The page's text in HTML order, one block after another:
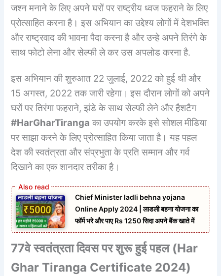
जश्न मनाने के लिए अपने घरों पर राष्ट्रीय ध्वज फहराने के लिए
प्रोत्साहित करना है। इस अभियान का उद्देश्य लोगों में देशभक्ति
और राष्ट्रवाद की भावना पैदा करना है और उन्हे अपने तिरंगे के
साथ फोटो लेना और सेल्फी ले कर उस अपलोड करना है.
इस अभियान की शुरुआत 22 जुलाई, 2022 को हुई थी और
15 अगस्त, 2022 तक जारी रहेगा। इस दौरान लोगों को अपने
घरों पर तिरंगा फहराने, झंडे के साथ सेल्फी लेने और हैशटैग
#HarGharTiranga का उपयोग करके इसे सोशल मीडिया
पर साझा करने के लिए प्रोत्साहित किया जाता है। यह पहल
देश की स्वतंत्रता और संप्रभुता के प्रति सम्मान और गर्व
दिखाने का एक शानदार तरीका है।
Chief Minister ladli behna yojana
Online Apply 2024 | लाडली बहना योजना का
फॉर्म भरे और पाए Rs 1250 सिदा अपने बैंक खाते में
77वे स्वतंत्रता दिवस पर शुरू हुई पहल (Har
Ghar Tiranga Certificate 2024)